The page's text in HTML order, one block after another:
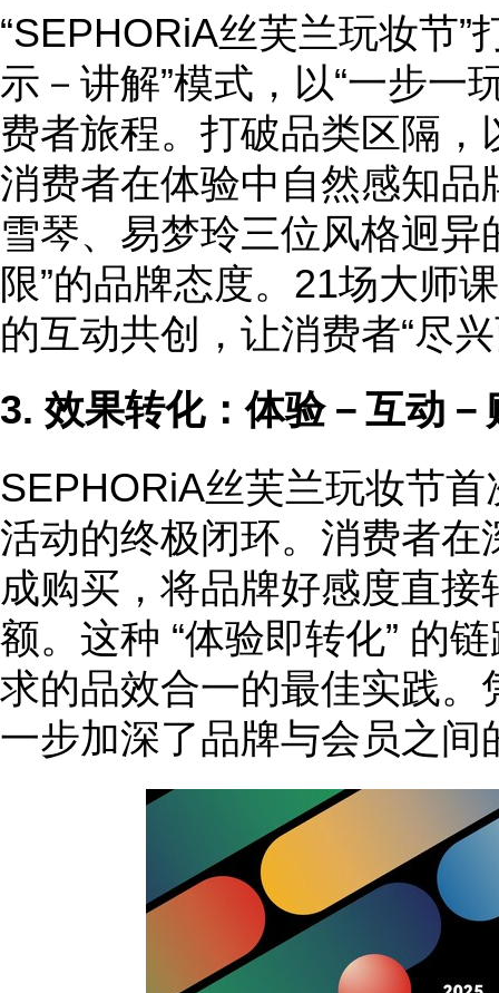
“SEPHORiA丝芙兰玩妆节”
示－讲解”模式，以“一步一
费者旅程。打破品类区隔，
消费者在体验中自然感知
雪琴、易梦玲三位风格迥异
限”的品牌态度。21场大师
的互动共创，让消费者“尽
3. 效果转化：体验－互动－
SEPHORiA丝芙兰玩妆节
活动的终极闭环。消费者
成购买，将品牌好感度直
额。这种 “体验即转化” 的
求的品效合一的最佳实践
一步加深了品牌与会员之间